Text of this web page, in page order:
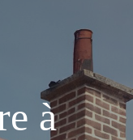
à